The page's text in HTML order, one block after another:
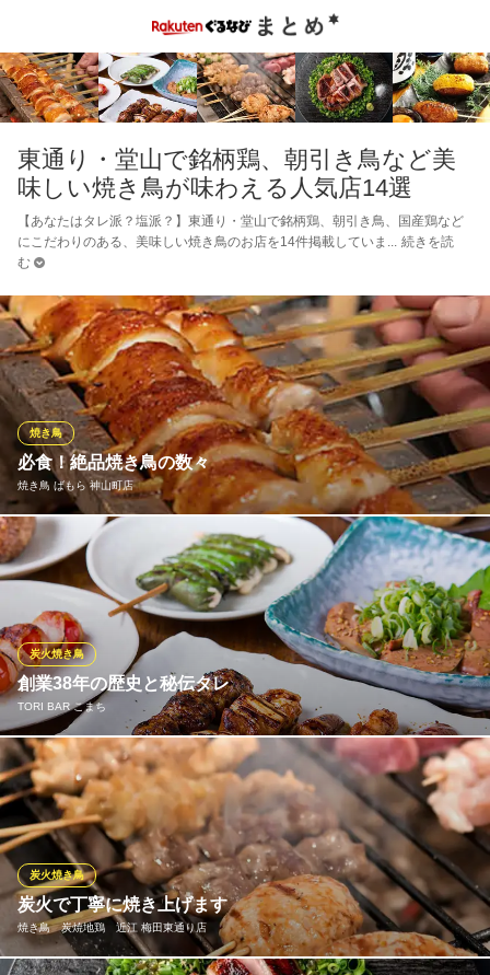
東通り・堂山で銘柄鶏、朝引き鳥など美
味しい焼き鳥が味わえる人気店14選
【あなたはタレ派？塩派？】東通り・堂山で銘柄鶏、朝引き鳥、国産鶏など
にこだわりのある、美味しい焼き鳥のお店を14件掲載していま
続きを読
む
必食！絶品焼き鳥の数々
焼き鳥 ばもら 神山町店
焼き鳥
朝引きの新鮮な鶏を一本一本丁寧に手打ちし、備長炭でじっくり
焼き上げる「ばもら」の焼き鳥。外は香ばしく、中はジューシ
ー！旨みがぎゅっと詰まった至福の味わいです。
焼き鳥 ばもら 神山町店
炭火焼き鳥
大阪メトロ谷町線中崎町駅 徒歩5分
大阪府大阪市北区神山町14-3 メゾン崎山1F
創業38年の歴史と秘伝タレ
TORI BAR こまち
炭火焼き鳥
激戦区梅田で愛され続ける創業38年の老舗。23年間毎日継ぎ足し
守り抜かれた「秘伝のタレ」は、深いコクと旨味が凝縮された命
の味です。 熟練の職人が一本一本丁寧に焼き上げる焼鳥との絶妙
なハーモニーは、一度食べれば虜になる味わい。歴史が証明する
本物の美味しさをぜひ。
TORI BAR こまち
老舗焼き鳥店
大阪メトロ御堂筋線梅田駅 徒歩6分
炭火で丁寧に焼き上げます
焼き鳥 炭焼地鶏 近江 梅田東通り店
炭火焼き鳥